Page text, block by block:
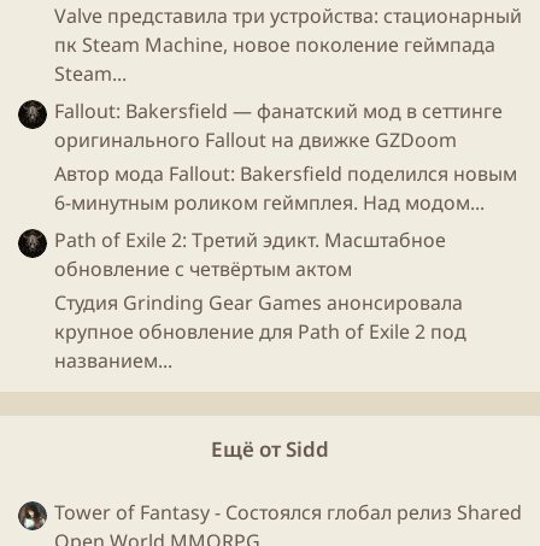
Более 170 заклинаний с улучшениями и
синергией​
Возможность
Дополнительныеклассыперсонажей,
доступные дляигрыпосле разблокировки​
40 артефактов для улучшения колоды​
Общая прогрессия на аккаунт "Planeswalker" -
прокачка идет отигрылюбым классом​
Мировые боссы​
с внешками​
Брокер - торговля между игроками
заклинаниями и игровыми предметами​
PvP1 vs 1 - режим тестирования​
Valve представила три устройства: стационарный
пк Steam Machine, новое поколение геймпада
Steam...
Fallout: Bakersfield — фанатский мод в сеттинге
оригинального Fallout на движке GZDoom
Автор мода Fallout: Bakersfield поделился новым
6-минутным роликом геймплея. Над модом...
Path of Exile 2: Третий эдикт. Масштабное
обновление с четвёртым актом
Студия Grinding Gear Games анонсировала
крупное обновление для Path of Exile 2 под
названием...
Ещё от Sidd
Tower of Fantasy - Состоялся глобал релиз Shared